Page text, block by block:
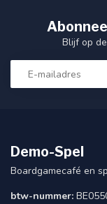
Blijf op
Demo-Spel
Boardgamecafé en
btw-nummer: